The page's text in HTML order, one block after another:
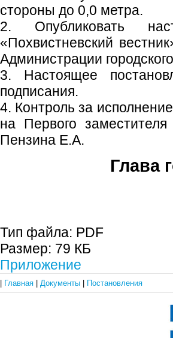
стороны до 0,0 метра.
2. Опубликовать
«Похвистневский
Администрации
3. Настоящее
подписания.
4. Контроль за
на Первого заместителя
Пензина Е.А.
Глава
Тип файла: PDF
Размер: 79 КБ
Приложение
Главная Документы Постановления